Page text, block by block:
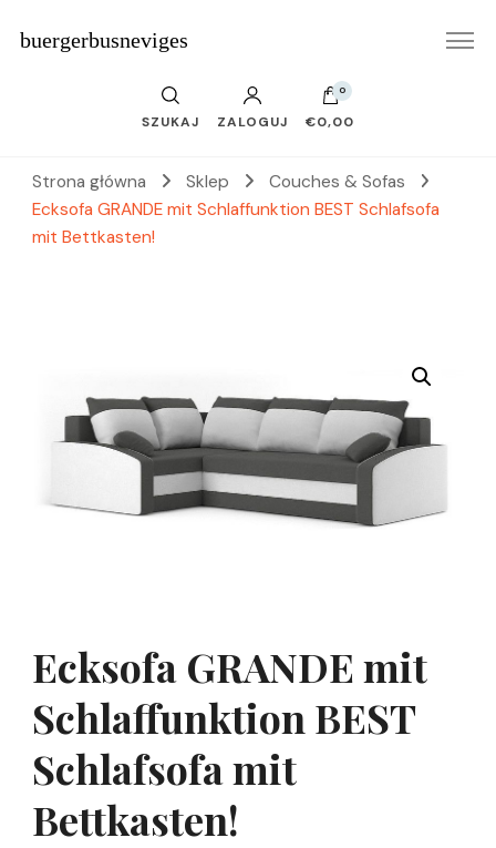
buergerbusneviges
SZUKAJ ZALOGUJ
0
€0,00
Strona główna Sklep
Couches & Sofas
Ecksofa GRANDE mit Schlaffunktion BEST Schlafsofa
mit Bettkasten!
Ecksofa GRANDE mit
Schlaffunktion BEST
Schlafsofa mit
Bettkasten!